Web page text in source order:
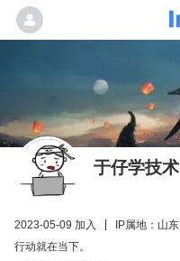
于仔学技术
2023-05-09 加入
IP属地：山东
行动就在当下。